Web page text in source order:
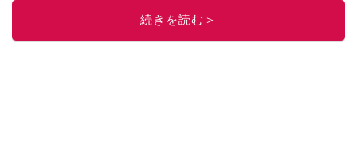
積み上げ続けている外資系企業のコンサルタント（25年以上のキャリア）か
続きを読む＞